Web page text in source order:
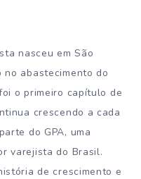
nasceu em São
no abastecimento do
o primeiro capítulo de
crescendo a cada
do GPA, uma
varejista do Brasil.
de crescimento e